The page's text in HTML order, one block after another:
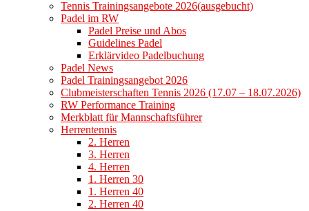
Tennis Trainingsangebote 2026(ausgebucht)
Padel im RW
Padel Preise und Abos
Guidelines Padel
Erklärvideo Padelbuchung
Padel News
Padel Trainingsangebot 2026
Clubmeisterschaften Tennis 2026 (17.07 – 18.07.2026)
RW Performance Training
Merkblatt für Mannschaftsführer
Herrentennis
2. Herren
3. Herren
4. Herren
1. Herren 30
1. Herren 40
2. Herren 40